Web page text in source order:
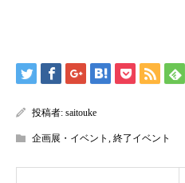
投稿者: saitouke
企画展・イベント , 終了イベント